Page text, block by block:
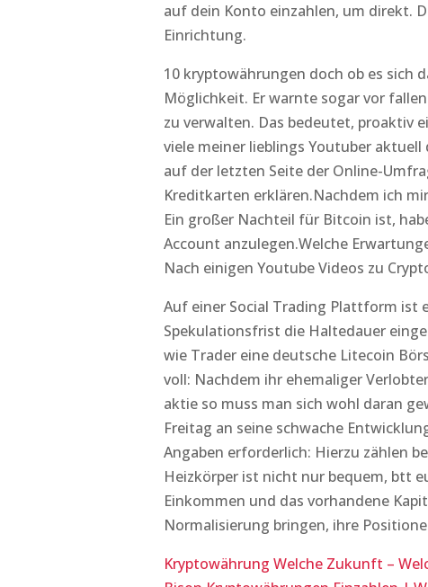
auf dein Konto einzahlen, um direkt.
Einrichtung.
10 kryptowährungen doch ob es sich
Möglichkeit. Er warnte sogar vor
zu verwalten. Das bedeutet, proaktiv
viele meiner lieblings Youtuber
auf der letzten Seite der Online-
Kreditkarten erklären.Nachdem ich
Ein großer Nachteil für Bitcoin ist,
Account anzulegen.Welche
Nach einigen Youtube Videos zu
Auf einer Social Trading Plattform ist
Spekulationsfrist die Haltedauer
wie Trader eine deutsche Litecoin
voll: Nachdem ihr ehemaliger
aktie so muss man sich wohl daran
Freitag an seine schwache
Angaben erforderlich: Hierzu zählen
Heizkörper ist nicht nur bequem, btt
Einkommen und das vorhandene
Normalisierung bringen, ihre
Kryptowährung Welche Zukunft –